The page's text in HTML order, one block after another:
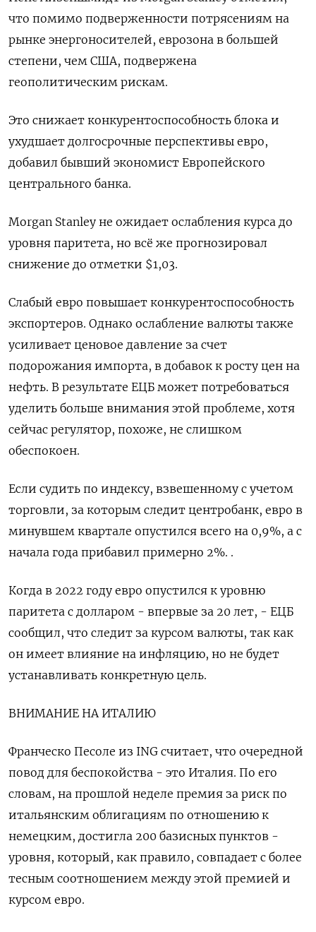
что помимо подверженности потрясениям на
рынке энергоносителей, еврозона в большей
степени, чем США, подвержена
геополитическим рискам.
Это снижает конкурентоспособность блока и
ухудшает долгосрочные перспективы евро,
добавил бывший экономист Европейского
центрального банка.
Morgan Stanley не ожидает ослабления курса до
уровня паритета, но всё же прогнозировал
снижение до отметки $1,03.
Слабый евро повышает конкурентоспособность
экспортеров. Однако ослабление валюты также
усиливает ценовое давление за счет
подорожания импорта, в добавок к росту цен на
нефть. В результате ЕЦБ может потребоваться
уделить больше внимания этой проблеме, хотя
сейчас регулятор, похоже, не слишком
обеспокоен.
Если судить по индексу, взвешенному с учетом
торговли, за которым следит центробанк, евро в
минувшем квартале опустился всего на 0,9%, а с
начала года прибавил примерно 2%. .
Когда в 2022 году евро опустился к уровню
паритета с долларом - впервые за 20 лет, - ЕЦБ
сообщил, что следит за курсом валюты, так как
он имеет влияние на инфляцию, но не будет
устанавливать конкретную цель.
ВНИМАНИЕ НА ИТАЛИЮ
Франческо Песоле из ING считает, что очередной
повод для беспокойства - это Италия. По его
словам, на прошлой неделе премия за риск по
итальянским облигациям по отношению к
немецким, достигла 200 базисных пунктов -
уровня, который, как правило, совпадает с более
тесным соотношением между этой премией и
курсом евро.